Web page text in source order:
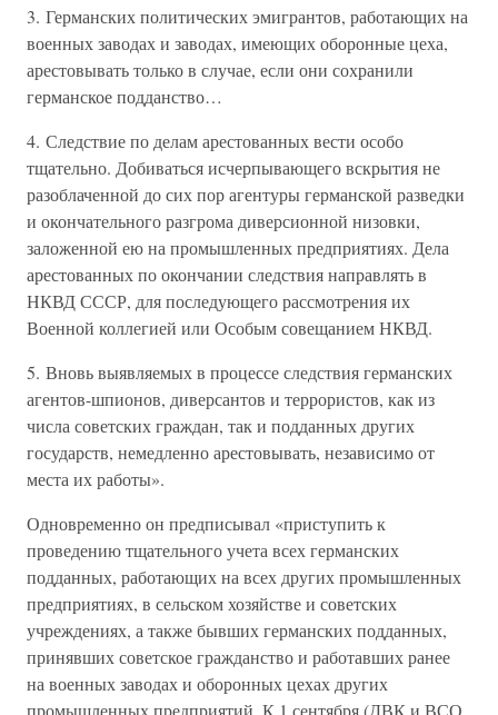
3. Германских политических эмигрантов, работающих на
военных заводах и заводах, имеющих оборонные цеха,
арестовывать только в случае, если они сохранили
германское подданство…
4. Следствие по делам арестованных вести особо
тщательно. Добиваться исчерпывающего вскрытия не
разоблаченной до сих пор агентуры германской разведки
и окончательного разгрома диверсионной низовки,
заложенной ею на промышленных предприятиях. Дела
арестованных по окончании следствия направлять в
НКВД СССР, для последующего рассмотрения их
Военной коллегией или Особым совещанием НКВД.
5. Вновь выявляемых в процессе следствия германских
агентов-шпионов, диверсантов и террористов, как из
числа советских граждан, так и подданных других
государств, немедленно арестовывать, независимо от
места их работы».
Одновременно он предписывал «приступить к
проведению тщательного учета всех германских
подданных, работающих на всех других промышленных
предприятиях, в сельском хозяйстве и советских
учреждениях, а также бывших германских подданных,
принявших советское гражданство и работавших ранее
на военных заводах и оборонных цехах других
промышленных предприятий. К 1 сентября (ДВК и ВСО